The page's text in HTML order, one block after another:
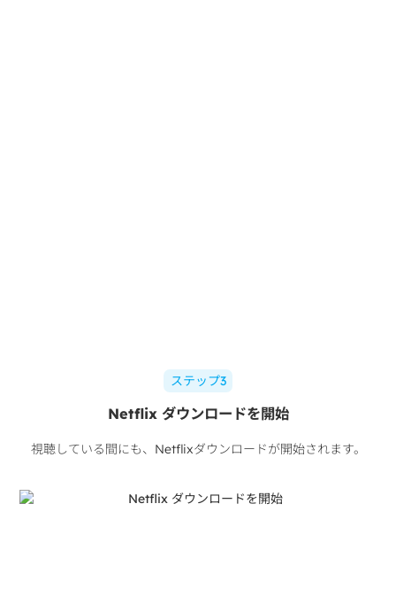
ステップ3
Netflix ダウンロードを開始
視聴している間にも、Netflixダウンロードが開始されます。